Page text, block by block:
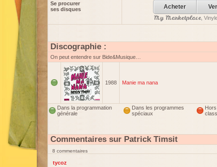
Se procurer
ses disques
Acheter
My Marketplace,
Discographie :
On peut entendre sur Bide&Musique…
1988 Manie ma nana
Dans la programmation
générale
Dans les programmes
spéciaux
Hors
Commentaires sur Patrick Timsit
8 commentaires
tycoz